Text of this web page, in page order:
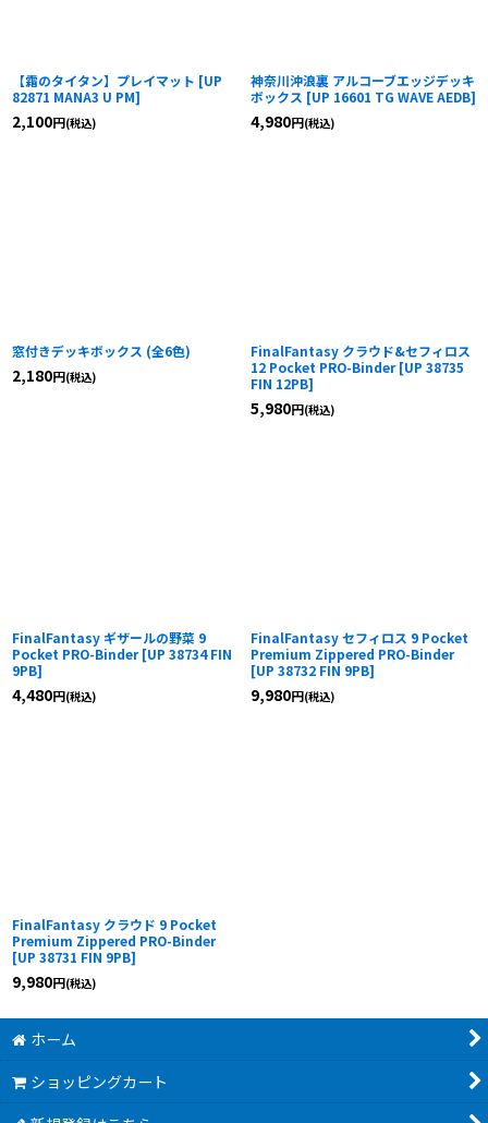
【霜のタイタン】プレイマット [UP
82871 MANA3 U PM]
2,100円(税込)
神奈川沖浪裏 アルコーブエッジデッキ
ボックス [UP 16601 TG WAVE AEDB]
4,980円(税込)
窓付きデッキボックス (全6色)
2,180円(税込)
FinalFantasy クラウド&セフィロス
12 Pocket PRO-Binder [UP 38735
FIN 12PB]
5,980円(税込)
FinalFantasy ギザールの野菜 9
Pocket PRO-Binder [UP 38734 FIN
9PB]
4,480円(税込)
FinalFantasy セフィロス 9 Pocket
Premium Zippered PRO-Binder
[UP 38732 FIN 9PB]
9,980円(税込)
FinalFantasy クラウド 9 Pocket
Premium Zippered PRO-Binder
[UP 38731 FIN 9PB]
9,980円(税込)
ホーム
ショッピングカート